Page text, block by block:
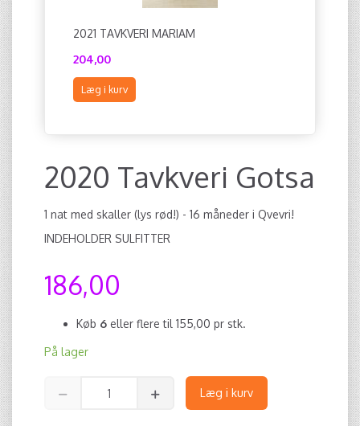
2021 TAVKVERI MARIAM
204,00
Læg i kurv
2021
Læg i
2020 Tavkveri Gotsa
1 nat med skaller (lys rød!) - 16 måneder i Qvevri!
INDEHOLDER SULFITTER
186,00
Køb 6 eller flere til 155,00 pr stk.
På lager
Læg i kurv